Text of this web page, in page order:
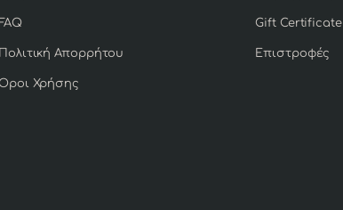
FAQ
Πολιτική Απορρήτου
Χρήσης
Gift Certificate
Επιστροφές